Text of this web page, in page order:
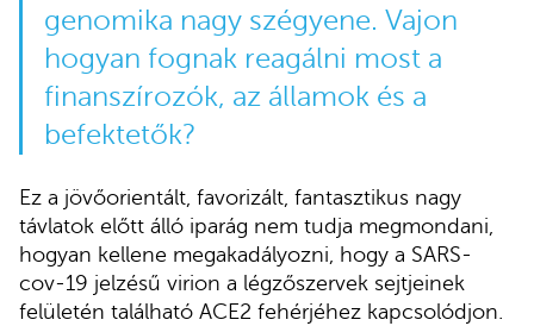
genomika nagy szégyene. Vajon
hogyan fognak reagálni most a
finanszírozók, az államok és a
befektetők?
Ez a jövőorientált, favorizált, fantasztikus nagy
távlatok előtt álló iparág nem tudja megmondani,
hogyan kellene megakadályozni, hogy a SARS-
cov-19 jelzésű virion a légzőszervek sejtjeinek
felületén található ACE2 fehérjéhez kapcsolódjon.